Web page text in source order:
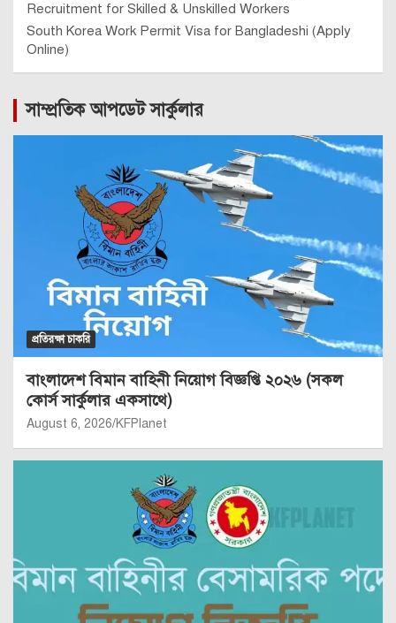
Recruitment for Skilled & Unskilled Workers
South Korea Work Permit Visa for Bangladeshi (Apply
Online)
সাম্প্রতিক আপডেট সার্কুলার
প্রতিরক্ষা চাকরি
বাংলাদেশ বিমান বাহিনী নিয়োগ বিজ্ঞপ্তি ২০২৬ (সকল
কোর্স সার্কুলার একসাথে)
August 6, 2026 KFPlanet